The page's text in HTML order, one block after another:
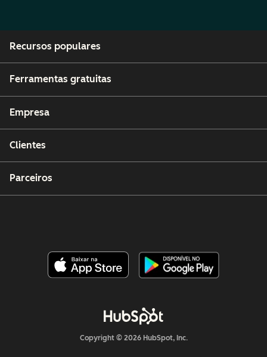
Recursos populares
Ferramentas gratuitas
Empresa
Clientes
Parceiros
Copyright © 2026 HubSpot, Inc.